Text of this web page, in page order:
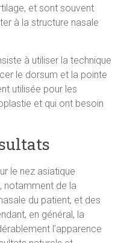
et sont souvent
à la structure nasale
à utiliser la technique
le dorsum et la pointe
utilisée pour les
et qui ont besoin
le nez asiatique
notamment de la
du patient, et des
en général, la
l’apparence